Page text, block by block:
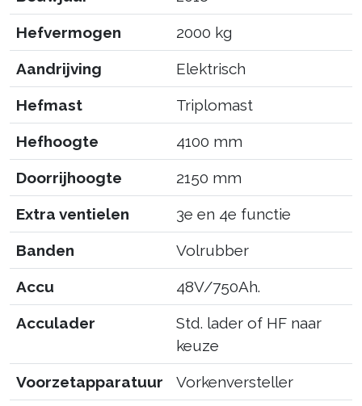
Hefvermogen 2000 kg
Aandrijving Elektrisch
Hefmast Triplomast
Hefhoogte 4100 mm
Doorrijhoogte 2150 mm
Extra ventielen 3e en 4e functie
Banden Volrubber
Accu 48V/750Ah.
Acculader
Std. lader of HF naar
keuze
Voorzetapparatuur Vorkenversteller